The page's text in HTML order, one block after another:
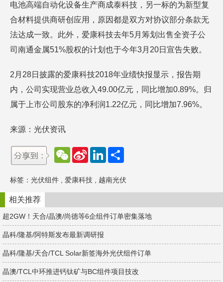
电池高端自动化设备生产商成泰科技，另一标的为新型复
合材料提供商研创应用，原因都是双方对协议部分条款无
法达成一致。此外，爱康科技去年5月筹划出售全资子公
司南通金属51%股权的计划也于今年3月20日宣告失败。
2月28日披露的爱康科技2018年业绩快报显示，报告期
内，公司实现营业总收入49.00亿元，同比增加0.89%。归
属于上市公司股东的净利润1.22亿元，同比增加7.96%。
来源：光伏资讯
W
e
h
a
t
S
a
W
e
b
o
L
k
e
d
n
标签： 光伏组件 爱康科技 越南光伏
相关推荐
超2GW！天合/晶澳/尚德等6企组件订单密集落地
晶科/隆基/阿特斯发布最新调研报
晶科/隆基/天合/TCL Solar新签海外光伏组件订单
晶澳/TCL中环推进钙钛矿与BC组件项目技改